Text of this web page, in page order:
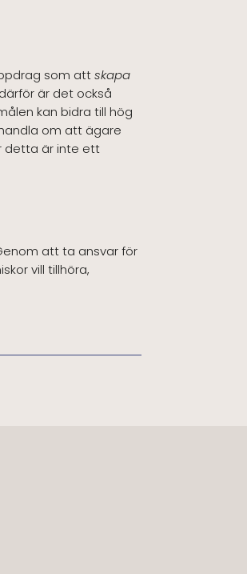
som attskapa
är det också
kan bidra till hög
om att ägare
detta är inte ett
att ta ansvar för
vill tillhöra,